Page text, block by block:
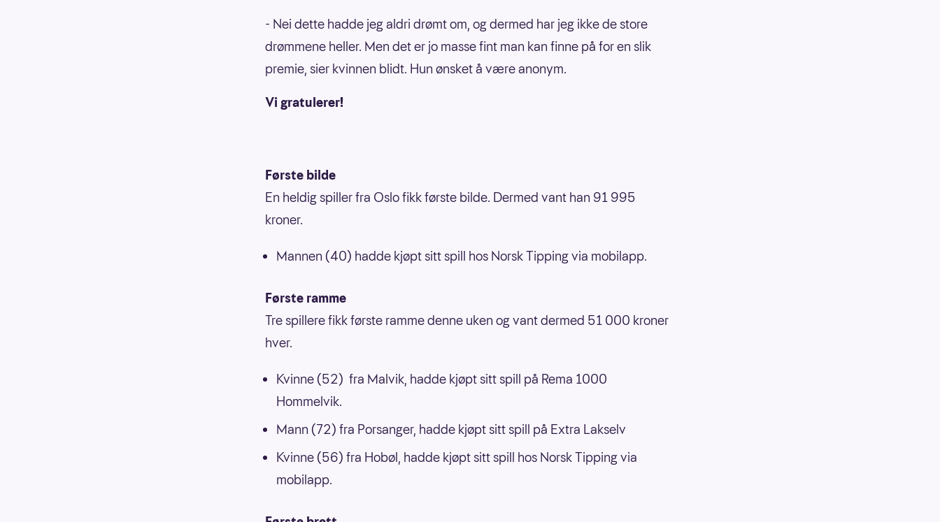
- Nei dette hadde jeg aldri drømt om, og dermed har jeg ikke de store
drømmene heller. Men det er jo masse fint man kan finne på for en slik
premie, sier kvinnen blidt. Hun ønsket å være anonym.
Vi gratulerer!
Første bilde
En heldig spiller fra Oslo fikk første bilde. Dermed vant han 91 995
kroner.
Mannen (40) hadde kjøpt sitt spill hos Norsk Tipping via mobilapp.
Første ramme
Tre spillere fikk første ramme denne uken og vant dermed 51 000 kroner
hver.
Kvinne (52) fra Malvik, hadde kjøpt sitt spill på Rema 1000
Hommelvik.
Mann (72) fra Porsanger, hadde kjøpt sitt spill på Extra Lakselv
Kvinne (56) fra Hobøl, hadde kjøpt sitt spill hos Norsk Tipping via
mobilapp.